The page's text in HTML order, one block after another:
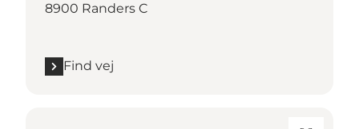
8900 Randers C
Find vej